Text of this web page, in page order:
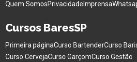
Quem SomosPrivacidade Imprensa
Cursos BaresSP
Primeira páginaCurso BartenderCurso
Curso CervejaCurso GarçomCurso Gestão